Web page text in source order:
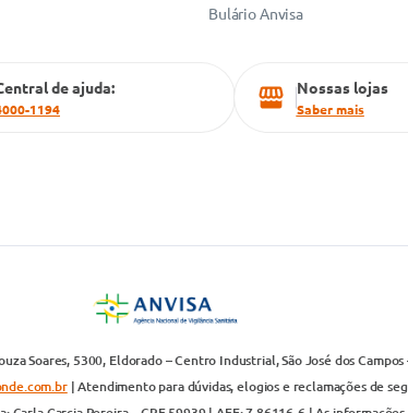
Bulário Anvisa
de ajuda:
1194
Nossas lojas
Saber mais
Soares, 5300, Eldorado – Centro Industrial, São José dos
| Atendimento para dúvidas, elogios e reclamações de